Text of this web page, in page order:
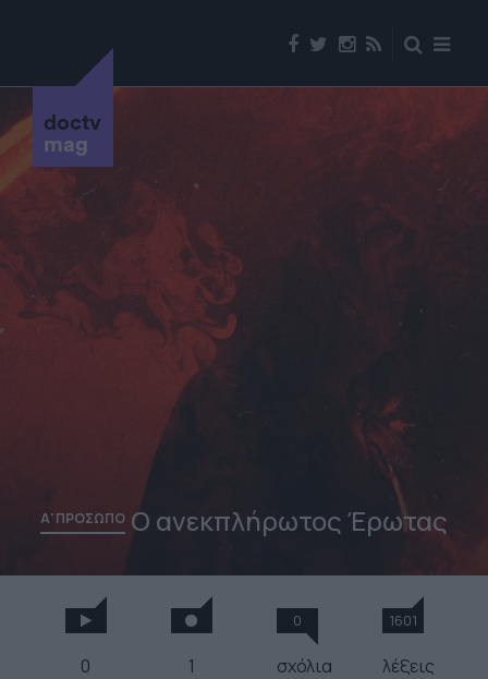
doctv
mag
Α' ΠΡΟΣΩΠΟ Ο ανεκπλήρωτος Έρωτας
0 1
0
σχόλια
1601
λέξεις